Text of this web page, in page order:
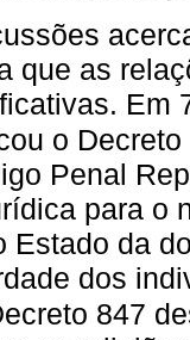
que as
Em
o Decreto
Penal
para o
Estado da
dos
847